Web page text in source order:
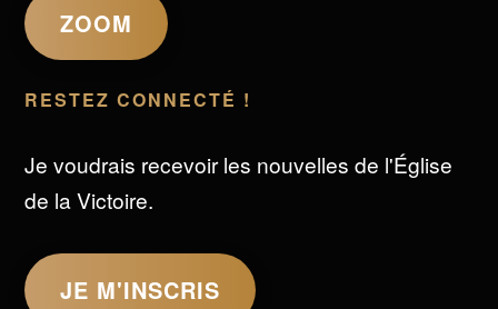
ZOOM
RESTEZ CONNECTÉ !
Je voudrais recevoir les nouvelles de l'Église
de la Victoire.
JE M'INSCRIS